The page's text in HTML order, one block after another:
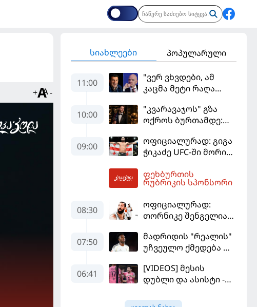
+ -
სიახლეები პოპულარული
11:00
"ვერ ვხვდები, ამ
კაცმა მეტი რაღა
ფიგუ ინფანტინოს
გადადგომას
10:00
"კვარავაჯოს" გზა
ოქროს ბურთამდე:
ქართული ზღაპარი
09:00
ოფიციალურად: გიგა
ჭიკაძე UFC-ში მორიგ
სექტემბერში
გამართავს
ფეხბურთის
რუბრიკის სპონსორი
08:30
ოფიციალურად:
თორნიკე შენგელია
კალათბურთელია
07:50
მადრიდის "რეალის"
უჩვეულო ქმედება და
ვინისიუსის
მომავალი გადაწყდა
06:41
[VIDEOS] მესის
დუბლი და ასისტი -
"სან ლუისს" მოუგო